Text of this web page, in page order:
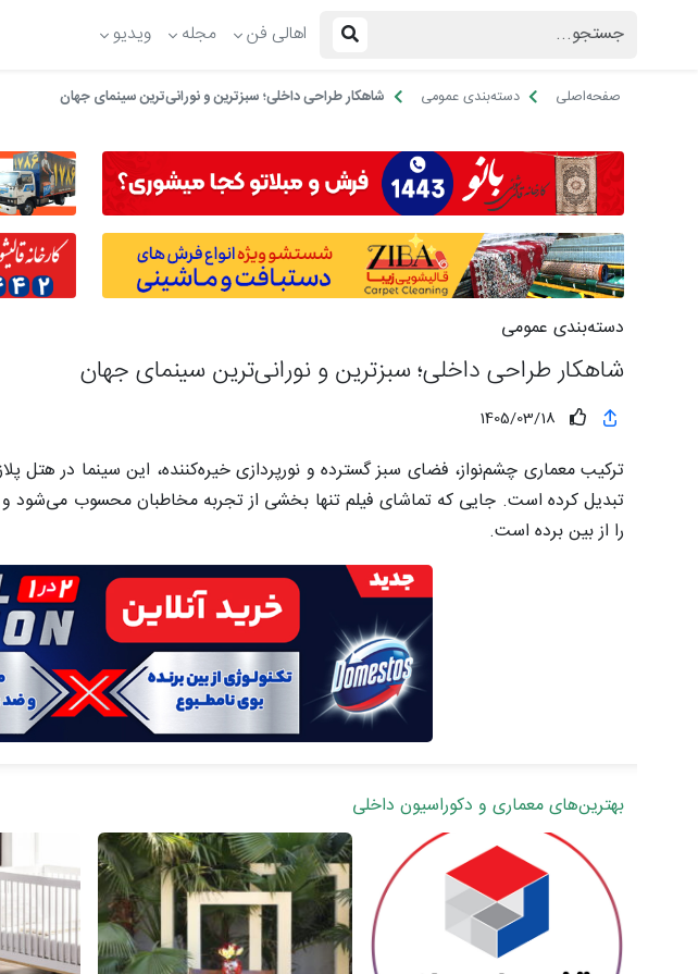
اهالی فن مجله ویدیو
صفحه‌اصلی دسته‌بندی عمومی شاهکار طراحی داخلی؛ سبزترین و نورانی‌ترین سینمای جهان
دسته‌بندی عمومی
شاهکار طراحی داخلی؛ سبزترین و نورانی‌ترین سینمای جهان
1405/03/18
ترکیب معماری چشم‌نواز، فضای سبز گسترده و نورپردازی خیره‌کننده، این سینما در هتل
تبدیل کرده است. جایی که تماشای فیلم تنها بخشی از تجربه مخاطبان محسوب می‌شود
را از بین برده است.
بهترین‌های معماری و دکوراسیون داخلی